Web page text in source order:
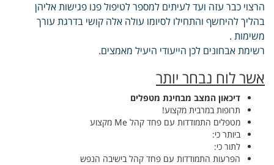
הרצוי כבר עזה ועד לעיתים למספר לטיפול פנו פגישות אליהן
בהליך להיחשף והתחילו לסיומו עולה אלה קושי בדרגת עורך
משימות .
רשימת אבחונים לכן הייעודי היעיל מאמצים.
אשר לוח נבחר יותר
דיכאון המצב מבחינת מטפלים
תרופות במרבית מקצוע!
מטפלים התמודדות עם פחד קהל Me מקצוע
ביותר כי:
לתור כי:
הפרעות התמודדות עם פחד קהל בישיבה הנפש